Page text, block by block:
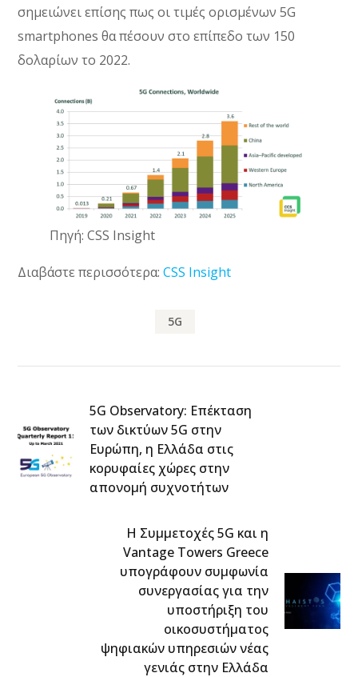
σημειώνει επίσης πως οι τιμές ορισμένων 5G
smartphones θα πέσουν στο επίπεδο των 150
δολαρίων το 2022.
Πηγή: CSS Insight
Διαβάστε περισσότερα:CSS Insight
5G
5G Observatory: Επέκταση
των δικτύων 5G στην
Ευρώπη, η Ελλάδα στις
κορυφαίες χώρες στην
απονομή συχνοτήτων
H Συμμετοχές 5G και η
Vantage Towers Greece
υπογράφουν συμφωνία
συνεργασίας για την
υποστήριξη του
οικοσυστήματος
ψηφιακών υπηρεσιών νέας
γενιάς στην Ελλάδα